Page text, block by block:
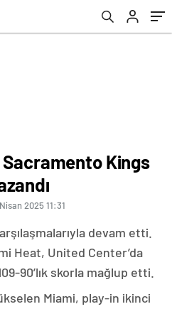
Kings
2025 11:31
devam etti.
Heat, United Center’da
90’lık skorla mağlup etti.
Miami, play-in ikinci